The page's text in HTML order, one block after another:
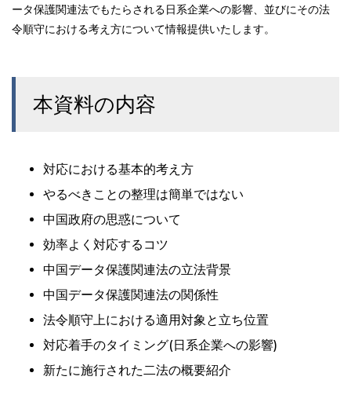
ータ保護関連法でもたらされる日系企業への影響、並びにその法
令順守における考え方について情報提供いたします。
本資料の内容
対応における基本的考え方
やるべきことの整理は簡単ではない
中国政府の思惑について
効率よく対応するコツ
中国データ保護関連法の立法背景
中国データ保護関連法の関係性
法令順守上における適用対象と立ち位置
対応着手のタイミング(日系企業への影響)
新たに施行された二法の概要紹介